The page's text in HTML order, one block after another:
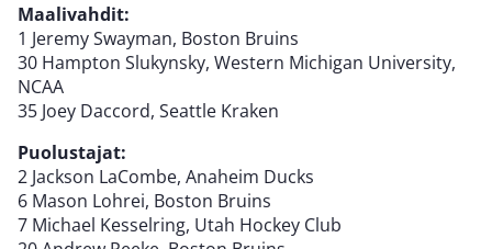
Maalivahdit:
1 Jeremy Swayman, Boston Bruins
30 Hampton Slukynsky, Western Michigan University,
NCAA
35 Joey Daccord, Seattle Kraken
Puolustajat:
2 Jackson LaCombe, Anaheim Ducks
6 Mason Lohrei, Boston Bruins
7 Michael Kesselring, Utah Hockey Club